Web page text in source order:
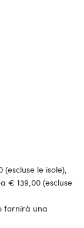
le isole),
€ 139,00 (escluse
fornirà una